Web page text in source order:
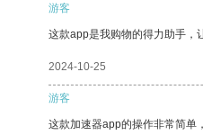
游客
这款app是我购物的得力助手，
2024-10-25
游客
这款加速器app的操作非常简单